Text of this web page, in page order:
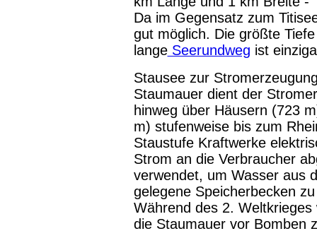
Da im Gegensatz zum
gut möglich. Die größte
langeSeerundweg ist
Stausee zur
Staumauer dient der
hinweg über Häusern (723
m) stufenweise bis zum
Staustufe Kraftwerke
Strom an die Verbraucher
verwendet, um Wasser aus
gelegene Speicherbecken
Während des 2.
die Staumauer vor Bomben